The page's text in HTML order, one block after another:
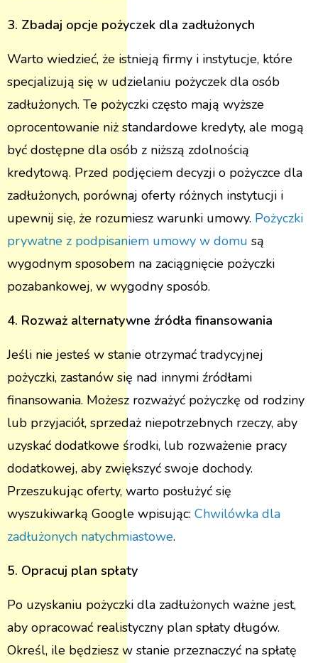
3. Zbadaj opcje pożyczek dla zadłużonych
Warto wiedzieć, że istnieją firmy i instytucje, które
specjalizują się w udzielaniu pożyczek dla osób
zadłużonych. Te pożyczki często mają wyższe
oprocentowanie niż standardowe kredyty, ale mogą
być dostępne dla osób z niższą zdolnością
kredytową. Przed podjęciem decyzji o pożyczce dla
zadłużonych, porównaj oferty różnych instytucji i
upewnij się, że rozumiesz warunki umowy. Pożyczki
prywatne z podpisaniem umowy w domu są
wygodnym sposobem na zaciągnięcie pożyczki
pozabankowej, w wygodny sposób.
4. Rozważ alternatywne źródła finansowania
Jeśli nie jesteś w stanie otrzymać tradycyjnej
pożyczki, zastanów się nad innymi źródłami
finansowania. Możesz rozważyć pożyczkę od rodziny
lub przyjaciół, sprzedaż niepotrzebnych rzeczy, aby
uzyskać dodatkowe środki, lub rozważenie pracy
dodatkowej, aby zwiększyć swoje dochody.
Przeszukując oferty, warto posłużyć się
wyszukiwarką Google wpisując: Chwilówka dla
zadłużonych natychmiastowe.
5. Opracuj plan spłaty
Po uzyskaniu pożyczki dla zadłużonych ważne jest,
aby opracować realistyczny plan spłaty długów.
Określ, ile będziesz w stanie przeznaczyć na spłatę